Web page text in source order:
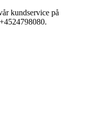
kundservice på